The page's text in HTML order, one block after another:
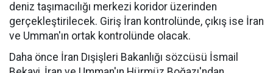
deniz taşımacılığı merkezi koridor üzerinden
gerçekleştirilecek. Giriş İran kontrolünde, çıkış ise İran
ve Umman'ın ortak kontrolünde olacak.
Daha önce İran Dışişleri Bakanlığı sözcüsü İsmail